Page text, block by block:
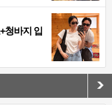
청바지 입